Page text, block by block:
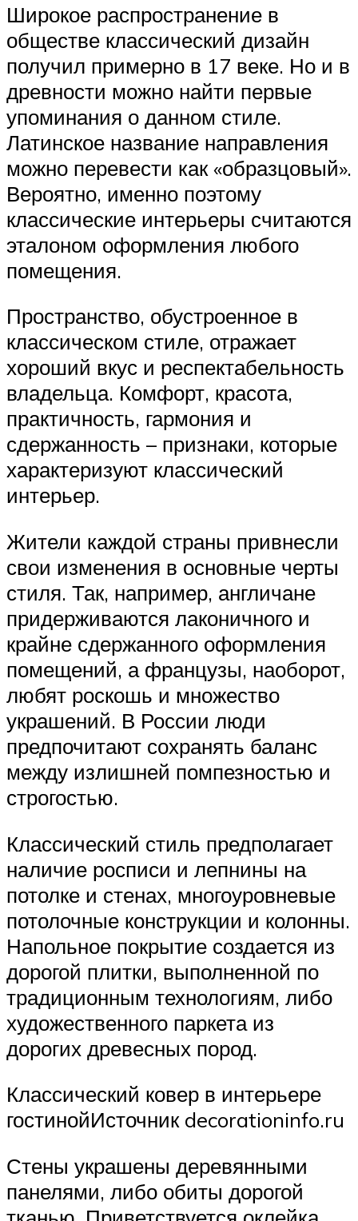
Широкое распространение в
обществе классический дизайн
получил примерно в 17 веке. Но и в
древности можно найти первые
упоминания о данном стиле.
Латинское название направления
можно перевести как «образцовый».
Вероятно, именно поэтому
классические интерьеры считаются
эталоном оформления любого
помещения.
Пространство, обустроенное в
классическом стиле, отражает
хороший вкус и респектабельность
владельца. Комфорт, красота,
практичность, гармония и
сдержанность – признаки, которые
характеризуют классический
интерьер.
Жители каждой страны привнесли
свои изменения в основные черты
стиля. Так, например, англичане
придерживаются лаконичного и
крайне сдержанного оформления
помещений, а французы, наоборот,
любят роскошь и множество
украшений. В России люди
предпочитают сохранять баланс
между излишней помпезностью и
строгостью.
Классический стиль предполагает
наличие росписи и лепнины на
потолке и стенах, многоуровневые
потолочные конструкции и колонны.
Напольное покрытие создается из
дорогой плитки, выполненной по
традиционным технологиям, либо
художественного паркета из
дорогих древесных пород.
Классический ковер в интерьере
гостинойИсточник decorationinfo.ru
Стены украшены деревянными
панелями, либо обиты дорогой